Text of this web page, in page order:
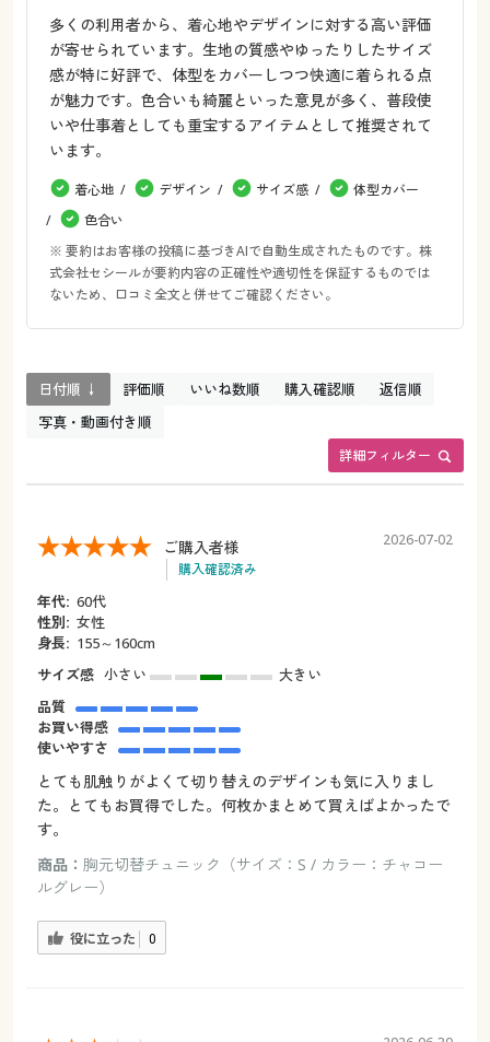
多くの利用者から、着心地やデザインに対する高い評価
が寄せられています。生地の質感やゆったりしたサイズ
感が特に好評で、体型をカバーしつつ快適に着られる点
が魅力です。色合いも綺麗といった意見が多く、普段使
いや仕事着としても重宝するアイテムとして推奨されて
います。
着心地 デザイン サイズ感
体型カバー
色合い
※ 要約はお客様の投稿に基づきAIで自動生成されたものです。株
式会社セシールが要約内容の正確性や適切性を保証するものでは
ないため、口コミ全文と併せてご確認ください。
詳細フィルター
日付順 ↓ 評価順 いいね数順 購入確認順
返信順
写真・動画付き順
ご購入者様
購入確認済み
2026-07-02
年代: 60代
性別: 女性
身長: 155～160cm
サイズ感 小さい
大きい
品質
お買い得感
使いやすさ
とても肌触りがよくて切り替えのデザインも気に入りまし
た。とてもお買得でした。何枚かまとめて買えばよかったで
す。
商品： 胸元切替チュニック（サイズ：S / カラー：チャコー
ルグレー）
役に立った 0